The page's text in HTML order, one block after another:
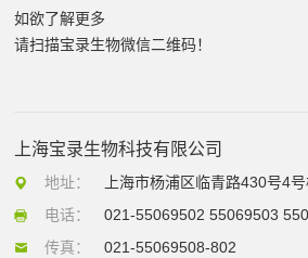
如欲了解更多
请扫描宝录生物微信二维码！
上海宝录生物科技有限公司
地址：
上海市杨浦区临青路430号4
电话：
021-55069502 55069503
传真：
021-55069508-802